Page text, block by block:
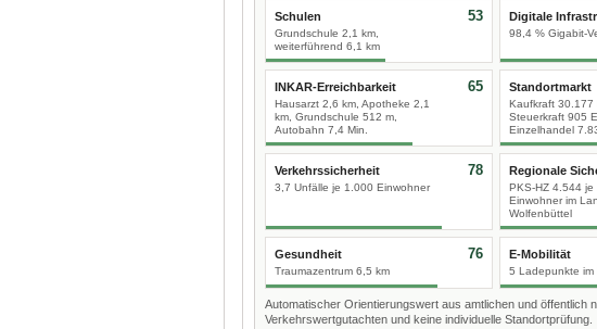
Schulen
Grundschule 2,1 km,
weiterführend 6,1 km
53 Digitale
98,4 % Gigabit-
INKAR-Erreichbarkeit
Hausarzt 2,6 km, Apotheke 2,1
km, Grundschule 512 m,
Autobahn 7,4 Min.
65 Standortmarkt
Kaufkraft 30.177
Steuerkraft 905
Einzelhandel
Verkehrssicherheit
3,7 Unfälle je 1.000 Einwohner
78 Regionale
PKS-HZ 4.544 je
Einwohner im
Wolfenbüttel
Gesundheit
Traumazentrum 6,5 km
76 E-Mobilität
5 Ladepunkte im
Automatischer Orientierungswert aus amtlichen und öffentlich
Verkehrswertgutachten und keine individuelle Standortprüfung.